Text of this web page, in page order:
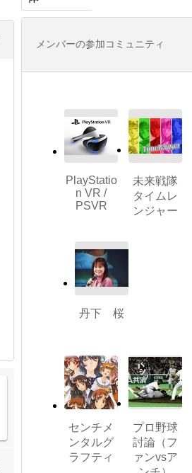
メンバーの参加コミュニティ
PlayStatio
n VR /
PSVR
未来戦隊
タイムレ
ンジャー
丹下 桜
センチメ
ンタルグ
ラフティ
プロ野球
討論（フ
ァンvsア